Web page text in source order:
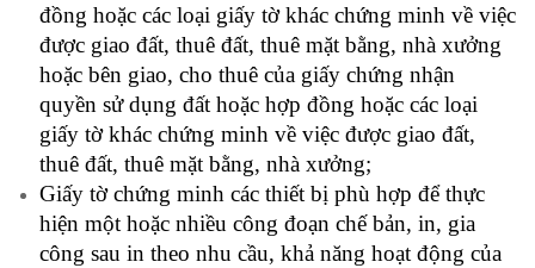
đồng hoặc các loại giấy tờ khác chứng minh về việc
được giao đất, thuê đất, thuê mặt bằng, nhà xưởng
hoặc bên giao, cho thuê của giấy chứng nhận
quyền sử dụng đất hoặc hợp đồng hoặc các loại
giấy tờ khác chứng minh về việc được giao đất,
thuê đất, thuê mặt bằng, nhà xưởng;
Giấy tờ chứng minh các thiết bị phù hợp để thực
hiện một hoặc nhiều công đoạn chế bản, in, gia
công sau in theo nhu cầu, khả năng hoạt động của